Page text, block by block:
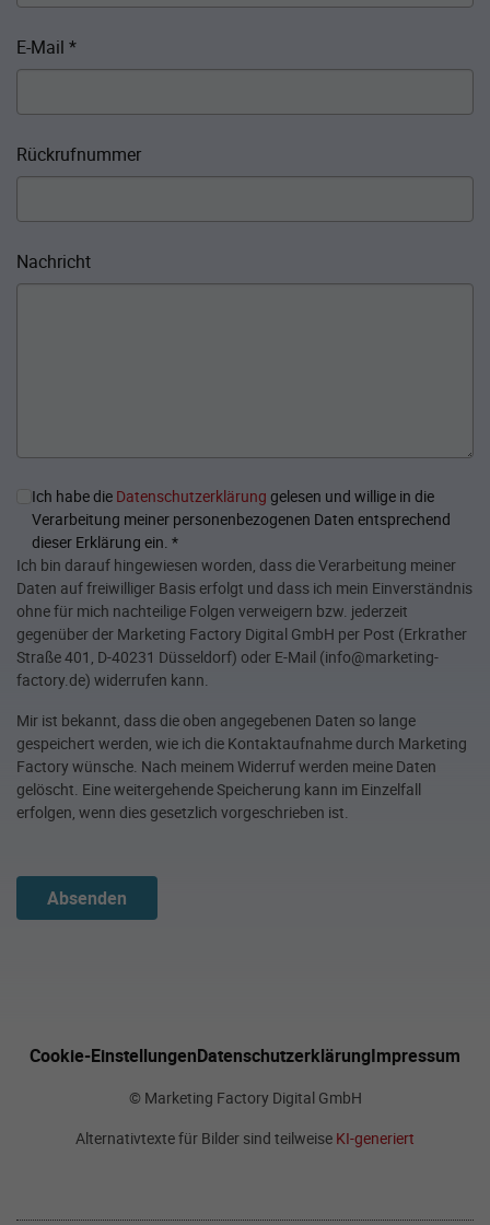
E-Mail *
Rückrufnummer
Nachricht
Ich habe die Datenschutzerklärung gelesen und willige in die
Verarbeitung meiner personenbezogenen Daten entsprechend
dieser Erklärung ein. *
Ich bin darauf hingewiesen worden, dass die Verarbeitung meiner
Daten auf freiwilliger Basis erfolgt und dass ich mein Einverständnis
ohne für mich nachteilige Folgen verweigern bzw. jederzeit
gegenüber der Marketing Factory Digital GmbH per Post (Erkrather
Straße 401, D-40231 Düsseldorf) oder E-Mail (info@marketing-
factory.de) widerrufen kann.
Mir ist bekannt, dass die oben angegebenen Daten so lange
gespeichert werden, wie ich die Kontaktaufnahme durch Marketing
Factory wünsche. Nach meinem Widerruf werden meine Daten
gelöscht. Eine weitergehende Speicherung kann im Einzelfall
erfolgen, wenn dies gesetzlich vorgeschrieben ist.
Absenden
Cookie-EinstellungenDatenschutzerklärungImpressum
© Marketing Factory Digital GmbH
Alternativtexte für Bilder sind teilweise KI-generiert